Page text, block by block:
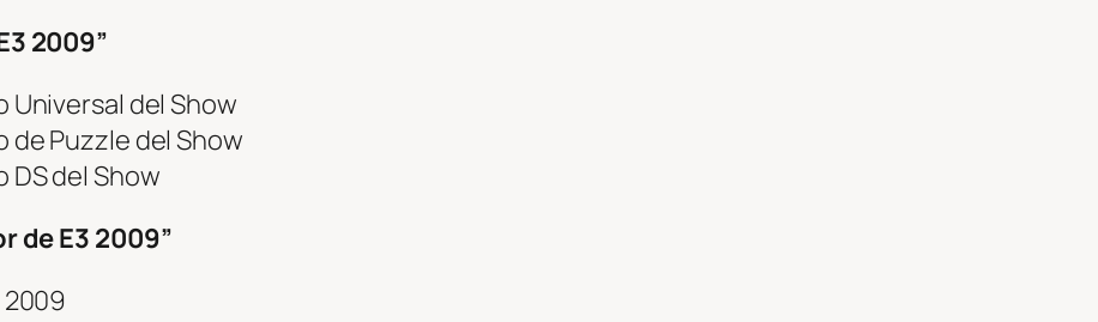
2009”
Universal del Show
de Puzzle del Show
DS del Show
de E3 2009”
2009